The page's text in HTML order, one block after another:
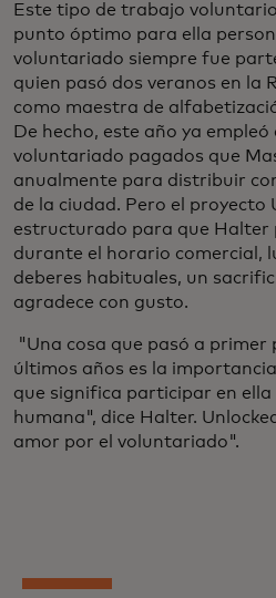
Este tipo de trabajo
punto óptimo para ella
voluntariado siempre fue
quien pasó dos veranos en la
como maestra de
De hecho, este año ya
voluntariado pagados que
anualmente para distribuir
de la ciudad. Pero el proyecto
estructurado para que Halter
durante el horario comercial,
deberes habituales, un
agradece con gusto.
"Una cosa que pasó a primer
últimos años es la
que significa participar en
humana", dice Halter.
amor por el voluntariado".